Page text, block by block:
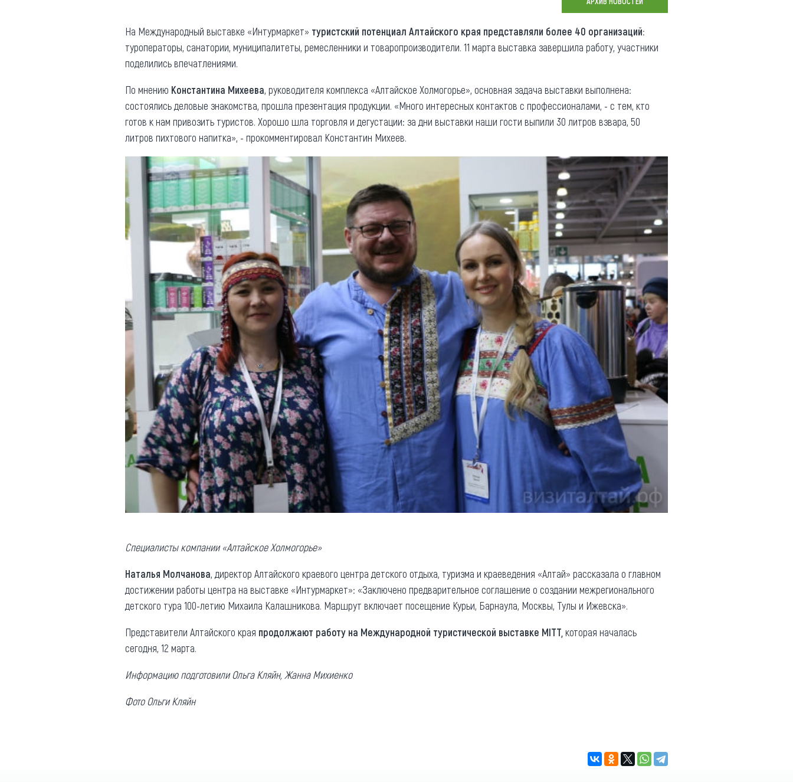
Придорожные кафе
Новости
Общая информация
Карты и буклеты
Коллекция впечатлений
Блог путешественника
Другие рубрики
Реестр туроператоров
Реестр туристических
Противодействие коррупции
На Международный выставке «Интурмаркет» туристский потенциал Алтайского края представляли более 40 организаций:
туроператоры, санатории, муниципалитеты, ремесленники и товаропроизводители. 11 марта выставка завершила работу, участники
поделились впечатлениями.
По мнению Константина Михеева, руководителя комплекса «Алтайское Холмогорье», основная задача выставки выполнена:
состоялись деловые знакомства, прошла презентация продукции. «Много интересных контактов с профессионалами, - с тем, кто
готов к нам привозить туристов. Хорошо шла торговля и дегустации: за дни выставки наши гости выпили 30 литров взвара, 50
литров пихтового напитка», - прокомментировал Константин Михеев.
Специалисты компании «Алтайское Холмогорье»
Наталья Молчанова, директор Алтайского краевого центра детского отдыха, туризма и краеведения «Алтай» рассказала о главном
достижении работы центра на выставке «Интурмаркет»: «Заключено предварительное соглашение о создании межрегионального
детского тура 100-летию Михаила Калашникова. Маршрут включает посещение Курьи, Барнаула, Москвы, Тулы и Ижевска».
Представители Алтайского края продолжают работу на Международной туристической выставке MITT, которая началась
сегодня, 12 марта.
Информацию подготовили Ольга Кляйн, Жанна Михиенко
Фото Ольги Кляйн